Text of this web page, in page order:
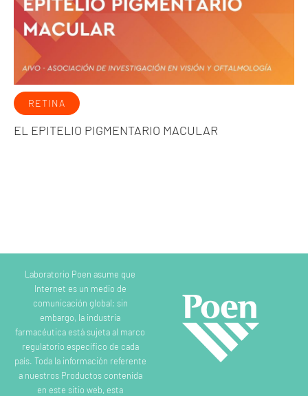
RETINA
EL EPITELIO PIGMENTARIO MACULAR
Laboratorio Poen asume que
Internet es un medio de
comunicación global; sin
embargo, la industria
farmacéutica está sujeta al marco
regulatorio específico de cada
país. Toda la información referente
a nuestros Productos contenida
en este sitio web, esta